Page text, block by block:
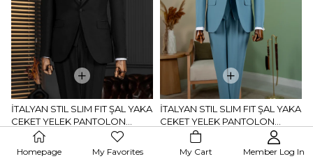
İTALYAN STIL SLIM FIT ŞAL YAKA
CEKET YELEK PANTOLON
DAMATLIK SET SIYAH T14334
$500.00
$699.99
İTALYAN STIL SLIM FIT ŞAL YAKA
CEKET YELEK PANTOLON
DAMATLIK SET MAVI T14335
$500.00
$699.99
Homepage My Favorites My Cart Member Log In